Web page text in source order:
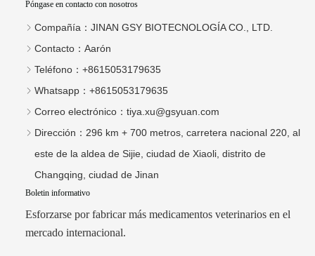
Póngase en contacto con nosotros
Compañía： JINAN GSY BIOTECNOLOGÍA CO., LTD.
Contacto： Aarón
Teléfono： +8615053179635
Whatsapp： +8615053179635
Correo electrónico： tiya.xu@gsyuan.com
Dirección： 296 km + 700 metros, carretera nacional 220, al
este de la aldea de Sijie, ciudad de Xiaoli, distrito de
Changqing, ciudad de Jinan
Boletin informativo
Esforzarse por fabricar más medicamentos veterinarios en el
mercado internacional.